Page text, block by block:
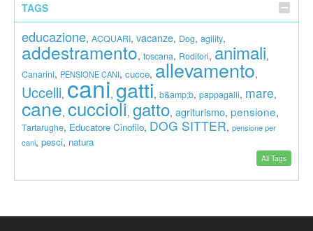
TAGS
educazione, ACQUARI, vacanze, Dog, agility,
addestramento, toscana, Roditori, animali,
Canarini, PENSIONE CANI, cucce, allevamento,
Uccelli, cani, gatti, b&amp;b, pappagalli, mare,
cane, cuccioli, gatto, agriturismo, pensione,
Tartarughe, Educatore Cinofilo, DOG SITTER, pensione per
cani, pesci, natura
All Tags